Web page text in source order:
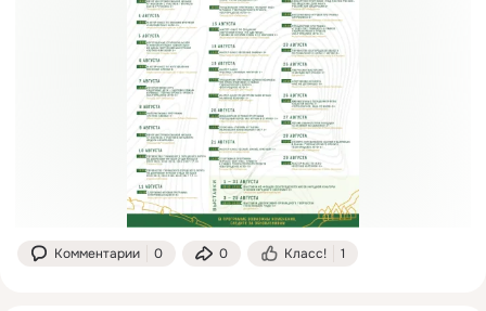
Комментарии 0 0 Класс! 1